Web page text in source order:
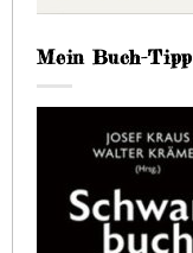
Mein Buch-Tipp